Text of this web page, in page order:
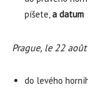
píšete,a datum
Prague, le 22
do levého